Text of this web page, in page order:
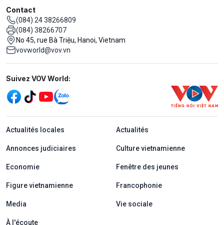
Contact
(084) 24 38266809
(084) 38266707
No 45, rue Bà Triệu, Hanoi, Vietnam
vovworld@vov.vn
Mạng xã hội
Suivez VOV World:
menu footer tiếng Pháp
Actualités locales Actualités
Annonces judiciaires Culture vietnamienne
Economie Fenêtre des jeunes
Figure vietnamienne Francophonie
Media Vie sociale
À l'écoute